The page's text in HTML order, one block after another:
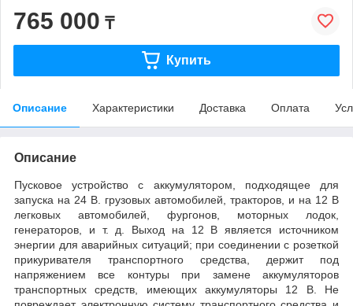
765 000 ₸
Купить
Описание Характеристики Доставка Оплата
Описание
Пусковое устройство с аккумулятором, подходящее для
запуска на 24 В. грузовых автомобилей, тракторов, и на 12 В
легковых автомобилей, фургонов, моторных лодок,
генераторов, и т. д. Выход на 12 В является источником
энергии для аварийных ситуаций; при соединении с розеткой
прикуривателя транспортного средства, держит под
напряжением все контуры при замене аккумуляторов
транспортных средств, имеющих аккумуляторы 12 В. Не